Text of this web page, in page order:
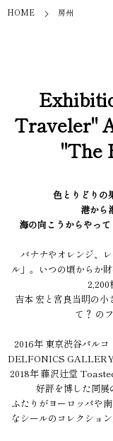
HOME 房州
Traveler"
"The
色とりどりの
港から
海の向こうからやっ
バナナやオレンジ、
ル」。いつの頃からか
2,200
吉本 宏と宮良当明の
て？ の
2016年 東京渋谷パル
DELFONICS GALLERY
2018年 藤沢辻堂
好評を博した同展
ふたりがヨーロッパや
なシールのコレクショ